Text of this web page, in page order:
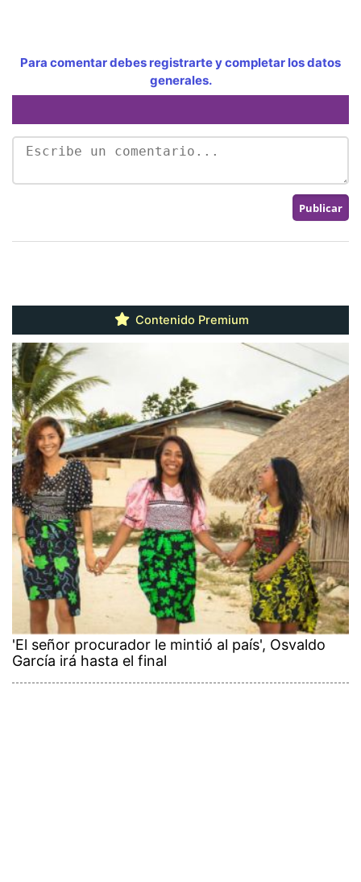
Para comentar debes registrarte y completar los datos
generales.
Contenido Premium
'El señor procurador le mintió al país', Osvaldo
García irá hasta el final